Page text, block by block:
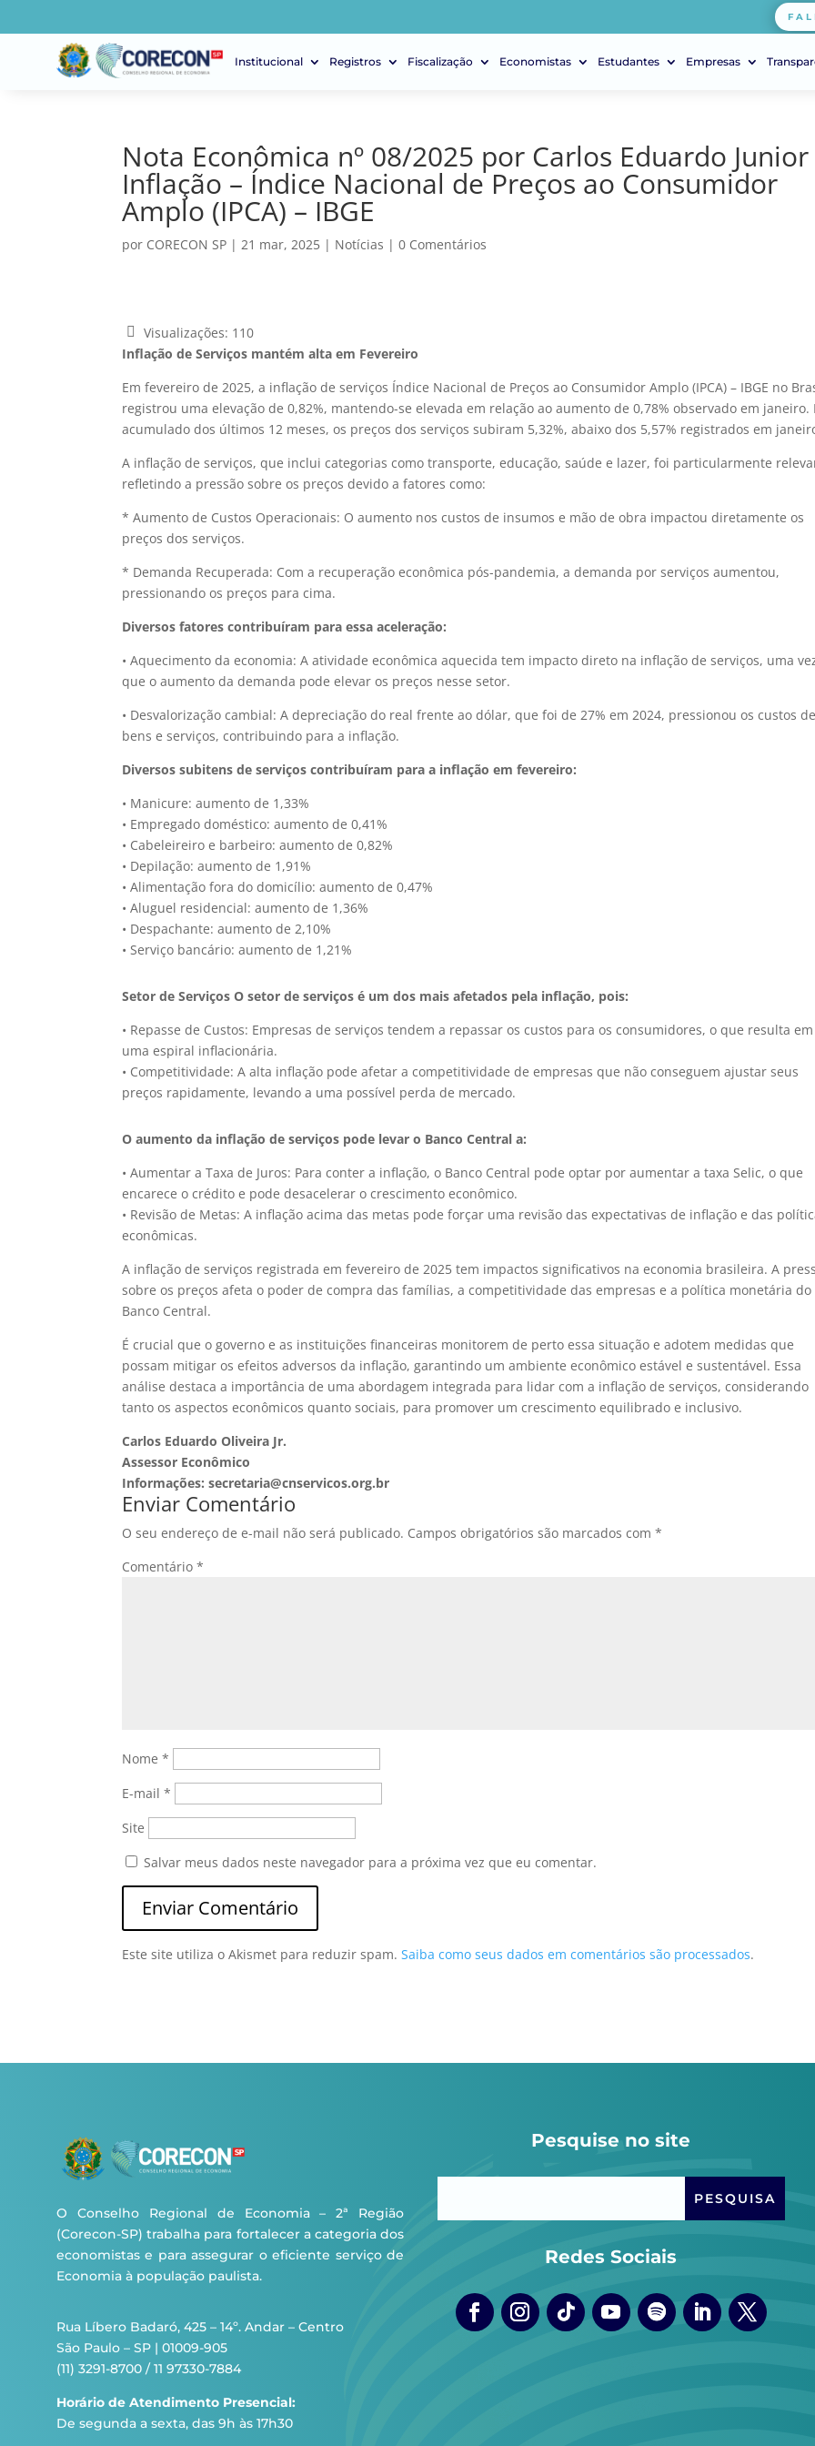
Institucional Registros Fiscalização Economistas Estudantes Empresas
Nota Econômica nº 08/2025 por Carlos Eduardo Junior
Inflação – Índice Nacional de Preços ao Consumidor
Amplo (IPCA) – IBGE
por CORECON SP |21 mar, 2025 | Notícias |0 Comentários
Visualizações: 110
Inflação de Serviços mantém alta em Fevereiro
Em fevereiro de 2025, a inflação de serviços Índice Nacional de Preços ao Consumidor Amplo (IPCA) – IBGE no
registrou uma elevação de 0,82%, mantendo-se elevada em relação ao aumento de 0,78% observado em janeiro.
acumulado dos últimos 12 meses, os preços dos serviços subiram 5,32%, abaixo dos 5,57% registrados em
A inflação de serviços, que inclui categorias como transporte, educação, saúde e lazer, foi particularmente
refletindo a pressão sobre os preços devido a fatores como:
* Aumento de Custos Operacionais: O aumento nos custos de insumos e mão de obra impactou diretamente os
preços dos serviços.
* Demanda Recuperada: Com a recuperação econômica pós-pandemia, a demanda por serviços aumentou,
pressionando os preços para cima.
Diversos fatores contribuíram para essa aceleração:
• Aquecimento da economia: A atividade econômica aquecida tem impacto direto na inflação de serviços, uma
que o aumento da demanda pode elevar os preços nesse setor.
• Desvalorização cambial: A depreciação do real frente ao dólar, que foi de 27% em 2024, pressionou os custos
bens e serviços, contribuindo para a inflação.
Diversos subitens de serviços contribuíram para a inflação em fevereiro:
• Manicure: aumento de 1,33%
• Empregado doméstico: aumento de 0,41%
• Cabeleireiro e barbeiro: aumento de 0,82%
• Depilação: aumento de 1,91%
• Alimentação fora do domicílio: aumento de 0,47%
• Aluguel residencial: aumento de 1,36%
• Despachante: aumento de 2,10%
• Serviço bancário: aumento de 1,21%
Setor de Serviços O setor de serviços é um dos mais afetados pela inflação, pois:
• Repasse de Custos: Empresas de serviços tendem a repassar os custos para os consumidores, o que resulta em
uma espiral inflacionária.
• Competitividade: A alta inflação pode afetar a competitividade de empresas que não conseguem ajustar seus
preços rapidamente, levando a uma possível perda de mercado.
O aumento da inflação de serviços pode levar o Banco Central a:
• Aumentar a Taxa de Juros: Para conter a inflação, o Banco Central pode optar por aumentar a taxa Selic, o que
encarece o crédito e pode desacelerar o crescimento econômico.
• Revisão de Metas: A inflação acima das metas pode forçar uma revisão das expectativas de inflação e das
econômicas.
A inflação de serviços registrada em fevereiro de 2025 tem impactos significativos na economia brasileira. A
sobre os preços afeta o poder de compra das famílias, a competitividade das empresas e a política monetária do
Banco Central.
É crucial que o governo e as instituições financeiras monitorem de perto essa situação e adotem medidas que
possam mitigar os efeitos adversos da inflação, garantindo um ambiente econômico estável e sustentável. Essa
análise destaca a importância de uma abordagem integrada para lidar com a inflação de serviços, considerando
tanto os aspectos econômicos quanto sociais, para promover um crescimento equilibrado e inclusivo.
Carlos Eduardo Oliveira Jr.
Assessor Econômico
Informações: secretaria@cnservicos.org.br
Enviar Comentário
O seu endereço de e-mail não será publicado. Campos obrigatórios são marcados com*
Comentário*
Nome*
E-mail*
Site
Salvar meus dados neste navegador para a próxima vez que eu comentar.
Este site utiliza o Akismet para reduzir spam.Saiba como seus dados em comentários são processados.
O Conselho Regional de Economia – 2ª Região
(Corecon-SP) trabalha para fortalecer a categoria dos
economistas e para assegurar o eficiente serviço de
Economia à população paulista.
Rua Líbero Badaró, 425 – 14º. Andar – Centro
São Paulo – SP | 01009-905
(11) 3291-8700 / 11 97330-7884
Horário de Atendimento Presencial:
De segunda a sexta, das 9h às 17h30
Pesquise no site
Redes Sociais